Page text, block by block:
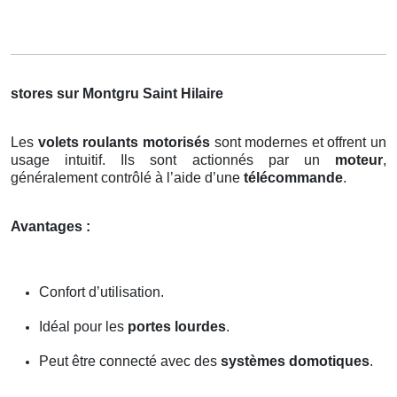
stores sur Montgru Saint Hilaire
Les volets roulants motoriséssont modernes et offrent un
usage intuitif. Ils sont actionnés par un moteur,
généralement contrôlé à l’aide d’une télécommande.
Avantages :
Confort d’utilisation.
Idéal pour les portes lourdes.
Peut être connecté avec des systèmes domotiques.